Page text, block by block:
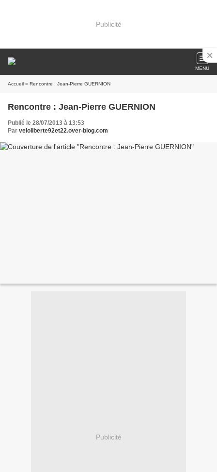
Publicité
MENU
Accueil » Rencontre : Jean-Pierre GUERNION
Rencontre : Jean-Pierre GUERNION
Publié le 28/07/2013 à 13:53
Par veloliberte92et22.over-blog.com
Publicité